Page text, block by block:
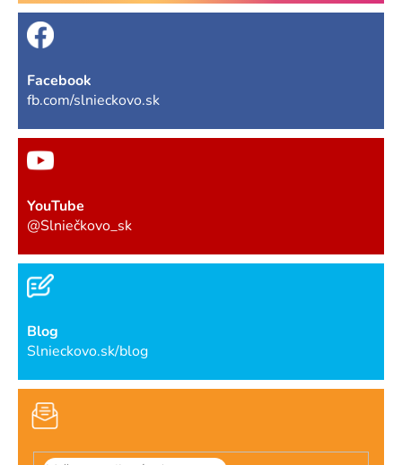
Facebook
fb.com/slnieckovo.sk
YouTube
@Slniečkovo_sk
Blog
Slnieckovo.sk/blog